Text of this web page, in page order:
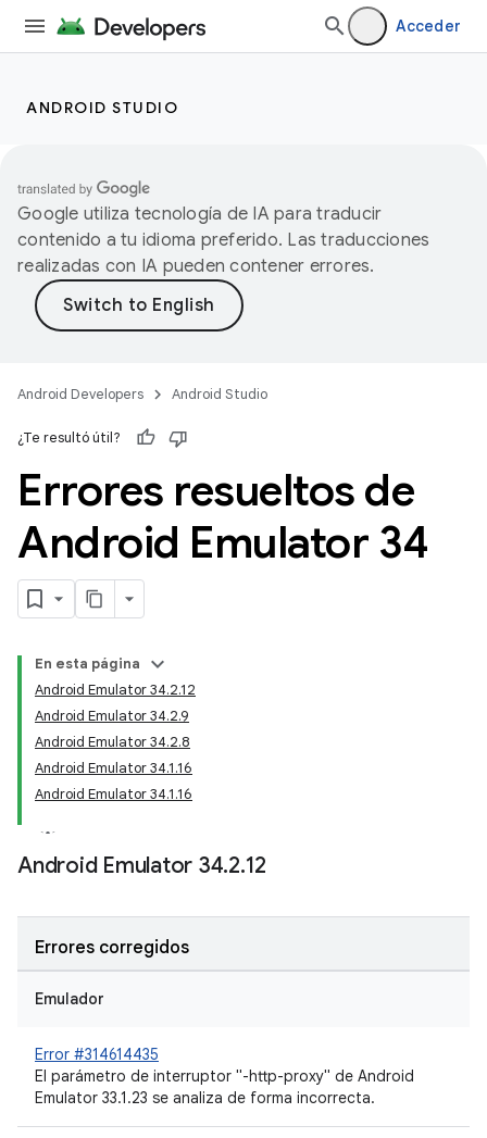
Acceder
ANDROID STUDIO
Google utiliza tecnología de IA para traducir
contenido a tu idioma preferido. Las traducciones
realizadas con IA pueden contener errores.
Android Developers Android Studio
¿Te resultó útil?
Errores resueltos de
Android Emulator 34
En esta página
Android Emulator 34.2.12
Android Emulator 34.2.9
Android Emulator 34.2.8
Android Emulator 34.1.16
Android Emulator 34.1.16
Android Emulator 34.2.12
Errores corregidos
Emulador
Error #314614435
El parámetro de interruptor "-http-proxy" de Android
Emulator 33.1.23 se analiza de forma incorrecta.